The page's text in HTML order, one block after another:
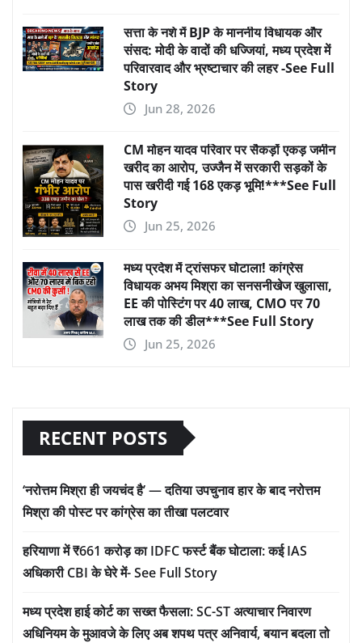
सत्ता के नशे में BJP के माननीय विधायक और
संसद: मोदी के वादों की धज्जियां, मध्य प्रदेश में
परिवारवाद और भ्रष्टाचार की लहर -See Full
Story
Jun 28, 2026
CM मोहन यादव परिवार पर सैकड़ों एकड़ जमीन
खरीद का आरोप, उज्जैन में सरकारी सड़कों के
पास खरीदी गई 168 एकड़ भूमि!***See Full
Story
Jun 25, 2026
मध्य प्रदेश में ट्रांसफर घोटाला! कांग्रेस
विधायक अभय मिश्रा का सनसनीखेज खुलासा,
EE की पोस्टिंग पर 40 लाख, CMO पर 70
लाख तक की डील***See Full Story
Jun 25, 2026
RECENT POSTS
‘नरोत्तम मिश्रा ही जयचंद है’ — दतिया उपचुनाव हार के बाद नरोत्तम
मिश्रा की पोस्ट पर कांग्रेस का तीखा पलटवार
हरियाणा में ₹661 करोड़ का IDFC फर्स्ट बैंक घोटाला: कई IAS
अधिकारी CBI के घेरे में- See Full Story
मध्य प्रदेश हाई कोर्ट का सख्त फैसला: SC-ST अत्याचार निवारण
अधिनियम के मुआवजे के लिए अब शपथ पत्र अनिवार्य, बयान बदला तो